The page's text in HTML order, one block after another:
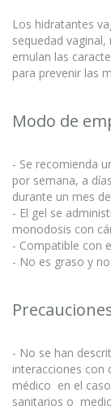
Los hidratantes
sequedad
emulan las
para prevenir las
Modo de
- Se recomienda
por semana, a
durante un mes
- El gel se
monodosis con
- Compatible con
- No es graso y
- No se han
interacciones con
médico en el
sanitarios o